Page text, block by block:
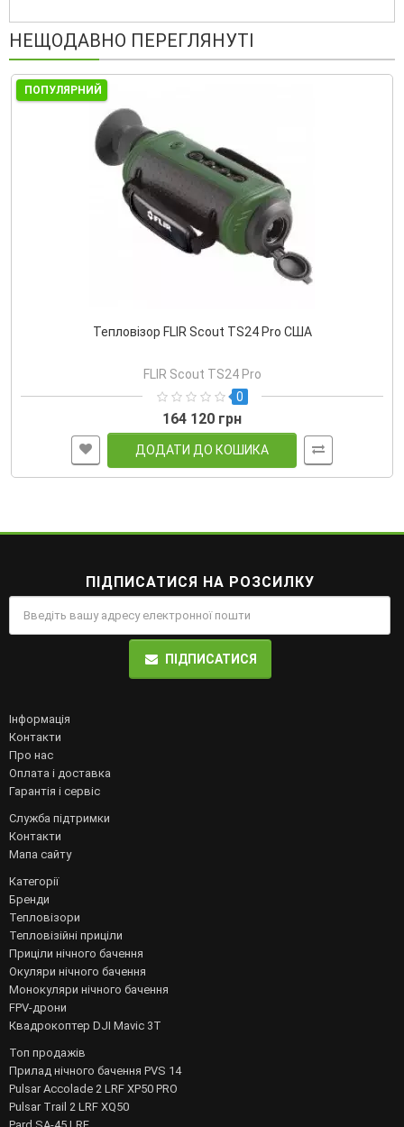
НЕЩОДАВНО ПЕРЕГЛЯНУТІ
ПОПУЛЯРНИЙ
Тепловізор FLIR Scout TS24 Pro США
FLIR Scout TS24 Pro
0
164 120 грн
ДОДАТИ ДО КОШИКА
ПІДПИСАТИСЯ НА РОЗСИЛКУ
ПІДПИСАТИСЯ
Інформація
Контакти
Про нас
Оплата і доставка
Гарантія і сервіс
Служба підтримки
Контакти
Мапа сайту
Категорії
Бренди
Тепловізори
Тепловізійні приціли
Приціли нічного бачення
Окуляри нічного бачення
Монокуляри нічного бачення
FPV-дрони
Квадрокоптер DJI Mavic 3T
Топ продажів
Прилад нічного бачення PVS 14
Pulsar Accolade 2 LRF XP50 PRO
Pulsar Trail 2 LRF XQ50